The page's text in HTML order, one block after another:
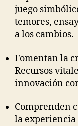
juego
temores,
a los cambios.
Fomentan la
Recursos
innovación
Comprenden
la